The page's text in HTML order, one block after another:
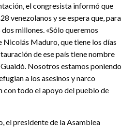
el congresista informó que
venezolanos y se espera que, para
dos millones. «Sólo queremos
Nicolás Maduro, que tiene los días
de ese país tiene nombre
Nosotros estamos poniendo
a los asesinos y narco
con todo el apoyo del pueblo de
el presidente de la Asamblea